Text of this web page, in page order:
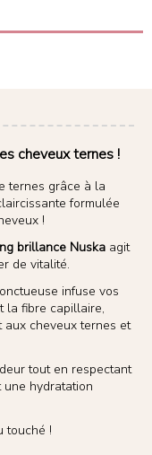
cheveux ternes !
ternes grâce à la
formulée
!
brillance Nuska agit
de vitalité.
infuse vos
la fibre capillaire,
cheveux ternes et
tout en respectant
une hydratation
touché !